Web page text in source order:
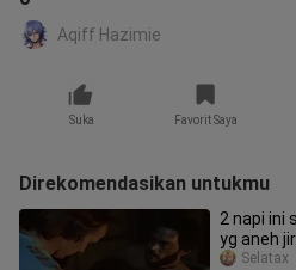
Aqiff Hazimie
Suka Favorit Saya
Direkomendasikan untukmu
2 napi ini
yg aneh
WOMAN
Selatax